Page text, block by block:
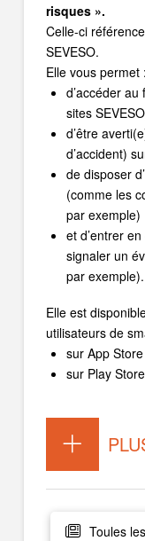
risques ».
Celle-ci
SEVESO.
Elle vous permet :
d’accéder au
sites
d’être
d’accident)
de disposer
(comme les
par exemple)
et d’entrer
signaler un
par exemple).
Elle est
utilisateurs de
sur App Store
sur Play Store
Toules